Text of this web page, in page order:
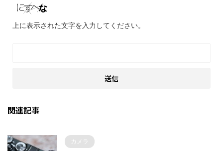
上に表示された文字を入力してください。
関連記事
カメラ